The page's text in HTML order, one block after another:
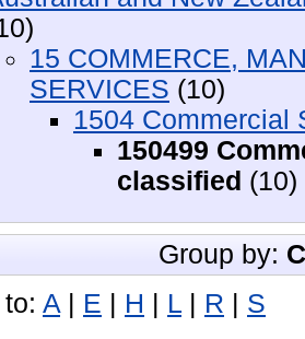
15 COMMERCE,
SERVICES (10)
1504 Commercial
150499
classified (10)
Group by:
A | E | H | L | R | S